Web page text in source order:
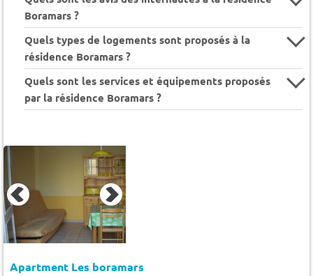
Boramars ?
Quels types de logements sont proposés à la
résidence Boramars ?
Quels sont les services et équipements proposés
par la résidence Boramars ?
Apartment Les boramars